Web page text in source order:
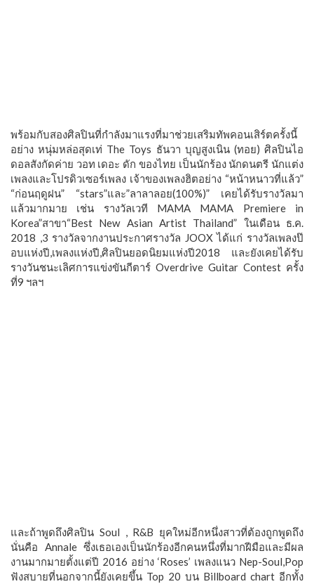
พร้อมกับสองศิลปินที่กำลังมาแรงที่มาช่วยเสริมทัพคอนเสิร์ตครั้งนี้
อย่าง หนุ่มหล่อสุดเท่ The Toys ธันวา บุญสูงเนิน (ทอย) ศิลปินไอ
ดอลสังกัดค่าย วอท เดอะ ดัก ของไทย เป็นนักร้อง นักดนตรี นักแต่ง
เพลงและโปรดิวเซอร์เพลง เจ้าของเพลงฮิตอย่าง “หน้าหนาวที่แล้ว”
“ก่อนฤดูฝน” “stars”และ”ลาลาลอย(100%)” เคยได้รับรางวัลมา
แล้วมากมาย เช่น รางวัลเวที MAMA MAMA Premiere in
Korea”สาขา“Best New Asian Artist Thailand” ในเดือน ธ.ค.
2018 ,3 รางวัลจากงานประกาศรางวัล JOOX ได้แก่ รางวัลเพลงป๊
อบแห่งปี,เพลงแห่งปี,ศิลปินยอดนิยมแห่งปี2018 และยังเคยได้รับ
รางวันชนะเลิศการแข่งขันกีตาร์ Overdrive Guitar Contest ครั้ง
ที่9 ฯลฯ
และถ้าพูดถึงศิลปิน Soul , R&B ยุคใหม่อีกหนึ่งสาวที่ต้องถูกพูดถึง
นั่นคือ Annale ซึ่งเธอเองเป็นนักร้องอีกคนหนึ่งที่มากฝีมือและมีผล
งานมากมายตั้งแต่ปี 2016 อย่าง ‘Roses’ เพลงแนว Nep-Soul,Pop
ฟังสบายที่นอกจากนี้ยังเคยขึ้น Top 20 บน Billboard chart อีกทั้ง